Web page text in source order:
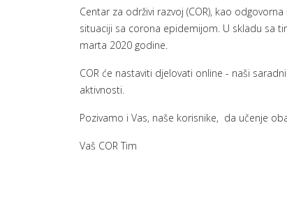
Centar za održivi razvoj (COR), kao
situaciji sa corona epidemijom. U skladu sa
marta 2020 godine.
COR će nastaviti djelovati online - naši
aktivnosti.
Pozivamo i Vas, naše korisnike, da učenje
Vaš COR Tim